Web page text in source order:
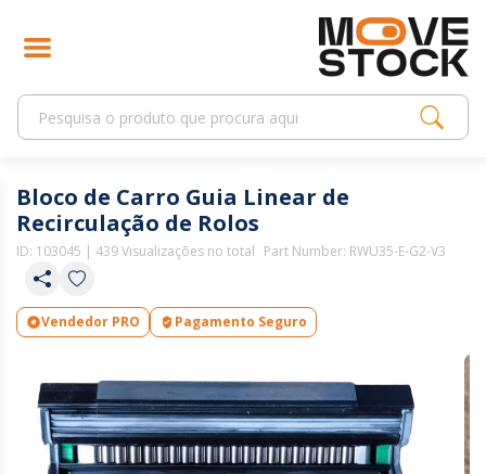
Bloco de Carro Guia Linear de
Recirculação de Rolos
ID: 103045 | 439 Visualizações no total Part Number: RWU35-E-G2-V3
Vendedor PRO Pagamento Seguro